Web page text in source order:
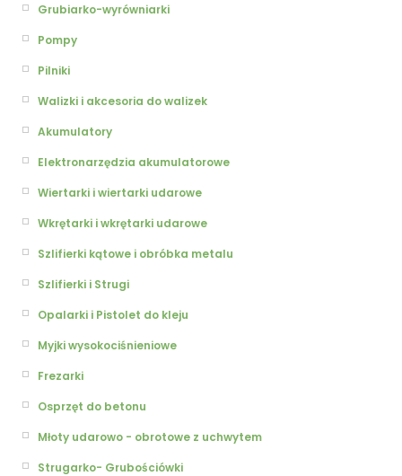
Grubiarko-wyrówniarki
Pompy
Pilniki
Walizki i akcesoria do walizek
Akumulatory
Elektronarzędzia akumulatorowe
Wiertarki i wiertarki udarowe
Wkrętarki i wkrętarki udarowe
Szlifierki kątowe i obróbka metalu
Szlifierki i Strugi
Opalarki i Pistolet do kleju
Myjki wysokociśnieniowe
Frezarki
Osprzęt do betonu
Młoty udarowo - obrotowe z uchwytem
Strugarko- Grubościówki